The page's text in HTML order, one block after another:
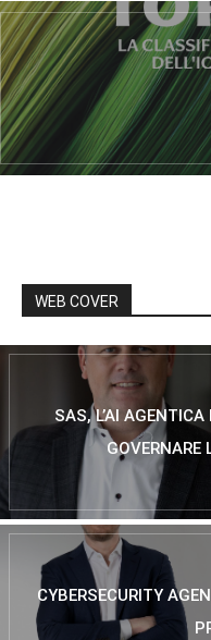
WEB COVER
SAS, L’AI
GOVERNARE
CYBERSECURITY